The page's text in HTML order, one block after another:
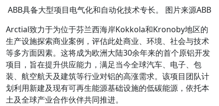
ABB具备大型项目电气化和自动化技术专长。 图片来源ABB
Arctial致力于为位于芬兰西海岸Kokkola和Kronoby地区的
生产设施探索商业案例，评估此处商业、环境、社会与技术
等多方面因素。这将成为欧洲大陆30余年来的首个原铝开发
项目，旨在提升供应能力，满足当今全球汽车、电子、包
装、航空航天及建筑等行业对铝的高涨需求。该项目团队计
划利用新建及现有可再生能源基础设施的低碳能源，依托本
土及全球产业合作伙伴共同推进。